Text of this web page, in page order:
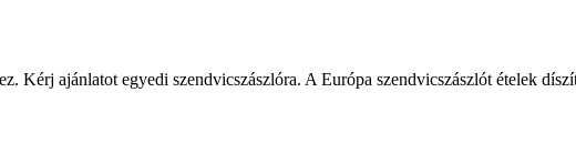
Kérj ajánlatot egyedi szendvicszászlóra. A Európa szendvicszászlót ételek